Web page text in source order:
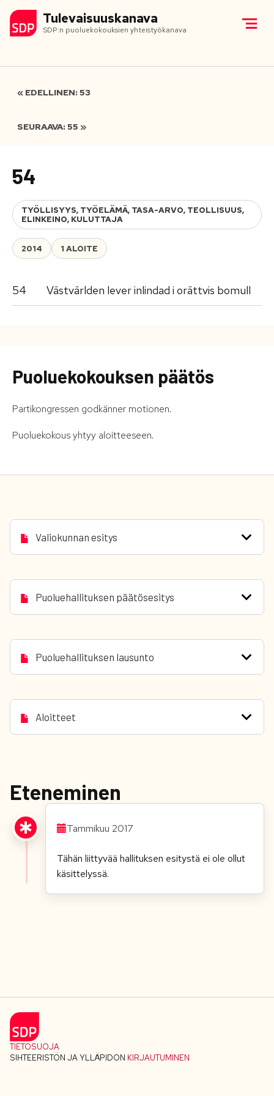
Tulevaisuuskanava
SDP:n puoluekokouksien yhteistyökanava
« EDELLINEN: 53
SEURAAVA: 55 »
54
TYÖLLISYYS, TYÖELÄMÄ, TASA-ARVO, TEOLLISUUS,
ELINKEINO, KULUTTAJA
2014 1 ALOITE
54 Västvärlden lever inlindad i orättvis bomull
Puoluekokouksen päätös
Partikongressen godkänner motionen.
Puoluekokous yhtyy aloitteeseen.
Valiokunnan esitys
Puoluehallituksen päätösesitys
Puoluehallituksen lausunto
Aloitteet
Eteneminen
Tammikuu 2017
Tähän liittyvää hallituksen esitystä ei ole ollut
käsittelyssä.
TIETOSUOJA
SIHTEERISTÖN JA YLLÄPIDON KIRJAUTUMINEN